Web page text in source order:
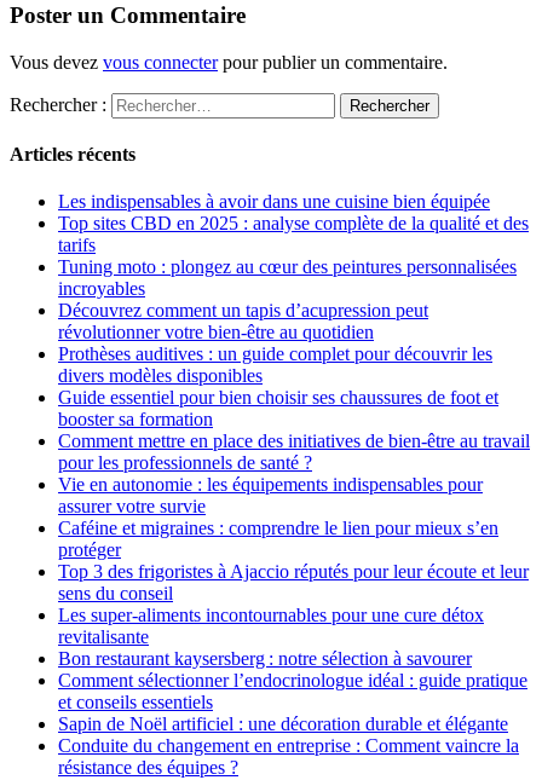
Poster un Commentaire
Vous devez vous connecterpour publier un commentaire.
Rechercher :
Articles récents
Les indispensables à avoir dans une cuisine bien équipée
Top sites CBD en 2025 : analyse complète de la qualité et des
tarifs
Tuning moto : plongez au cœur des peintures personnalisées
incroyables
Découvrez comment un tapis d’acupression peut
révolutionner votre bien-être au quotidien
Prothèses auditives : un guide complet pour découvrir les
divers modèles disponibles
Guide essentiel pour bien choisir ses chaussures de foot et
booster sa formation
Comment mettre en place des initiatives de bien-être au travail
pour les professionnels de santé ?
Vie en autonomie : les équipements indispensables pour
assurer votre survie
Caféine et migraines : comprendre le lien pour mieux s’en
protéger
Top 3 des frigoristes à Ajaccio réputés pour leur écoute et leur
sens du conseil
Les super-aliments incontournables pour une cure détox
revitalisante
Bon restaurant kaysersberg : notre sélection à savourer
Comment sélectionner l’endocrinologue idéal : guide pratique
et conseils essentiels
Sapin de Noël artificiel : une décoration durable et élégante
Conduite du changement en entreprise : Comment vaincre la
résistance des équipes ?